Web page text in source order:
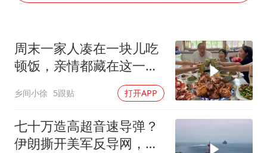
国乒男单横滨冠军赛全军覆没
东航：国内客票提前14天免费退改
38岁演员求职万岁山NPC成功
“今天得有40℃了吧 为啥还不预警”
夯实基础开新局
周末一家人凑在一块儿吃
顿饭，亲情都藏在这一饭
乡间小徐 5跟贴 打开APP
七十万造高超音速导弹？
伊朗撕开美军反导网，炸